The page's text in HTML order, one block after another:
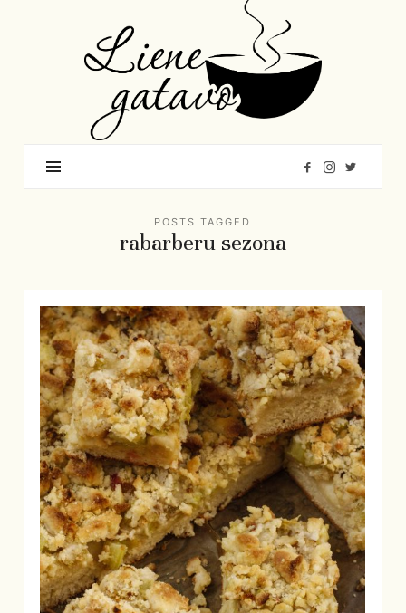
Gatavo
–
Mana
garšu
pasaule
POSTS TAGGED
rabarberu sezona